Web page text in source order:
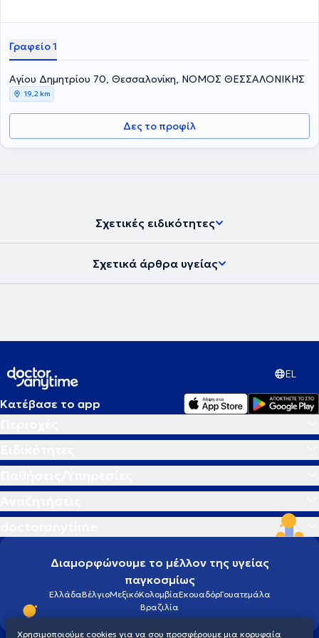
Γραφείο 1
Αγίου Δημητρίου 70, Θεσσαλονίκη, ΝΟΜΟΣ ΘΕΣΣΑΛΟΝΙΚΗΣ
19,2 km
Δες το προφίλ
Σχετικές ειδικότητες
Σχετικά άρθρα υγείας
EL
Κατέβασε το app
Διαμορφώνουμε το μέλλον της υγείας
παγκοσμίως
ΕλλάδαΒέλγιοΜεξικόΚολομβίαΕκουαδόρΓουατεμάλα
Βραζιλία
Χρησιμοποιούμε cookies για να σου προσφέρουμε μια κορυφαία